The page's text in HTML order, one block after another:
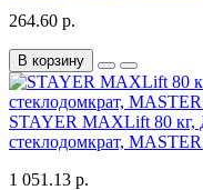
264.60 р.
В корзину
STAYER MAXLift 80 кг,
стеклодомкрат,
1 051.13 р.